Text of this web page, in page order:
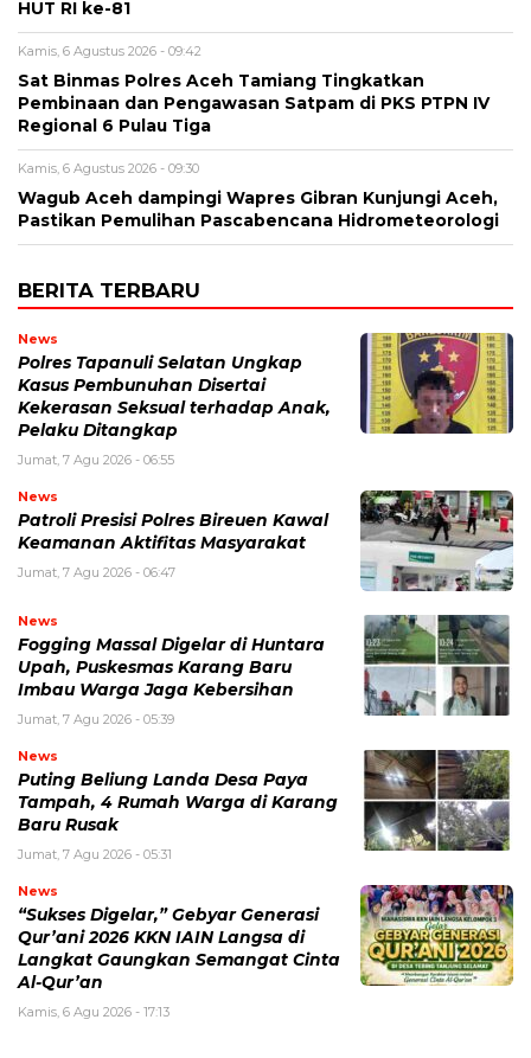
HUT RI ke-81
Kamis, 6 Agustus 2026 - 09:42
Sat Binmas Polres Aceh Tamiang Tingkatkan
Pembinaan dan Pengawasan Satpam di PKS PTPN IV
Regional 6 Pulau Tiga
Kamis, 6 Agustus 2026 - 09:30
Wagub Aceh dampingi Wapres Gibran Kunjungi Aceh,
Pastikan Pemulihan Pascabencana Hidrometeorologi
BERITA TERBARU
News
Polres Tapanuli Selatan Ungkap
Kasus Pembunuhan Disertai
Kekerasan Seksual terhadap Anak,
Pelaku Ditangkap
Jumat, 7 Agu 2026 - 06:55
News
Patroli Presisi Polres Bireuen Kawal
Keamanan Aktifitas Masyarakat
Jumat, 7 Agu 2026 - 06:47
News
Fogging Massal Digelar di Huntara
Upah, Puskesmas Karang Baru
Imbau Warga Jaga Kebersihan
Jumat, 7 Agu 2026 - 05:39
News
Puting Beliung Landa Desa Paya
Tampah, 4 Rumah Warga di Karang
Baru Rusak
Jumat, 7 Agu 2026 - 05:31
News
“Sukses Digelar,” Gebyar Generasi
Qur’ani 2026 KKN IAIN Langsa di
Langkat Gaungkan Semangat Cinta
Al-Qur’an
Kamis, 6 Agu 2026 - 17:13